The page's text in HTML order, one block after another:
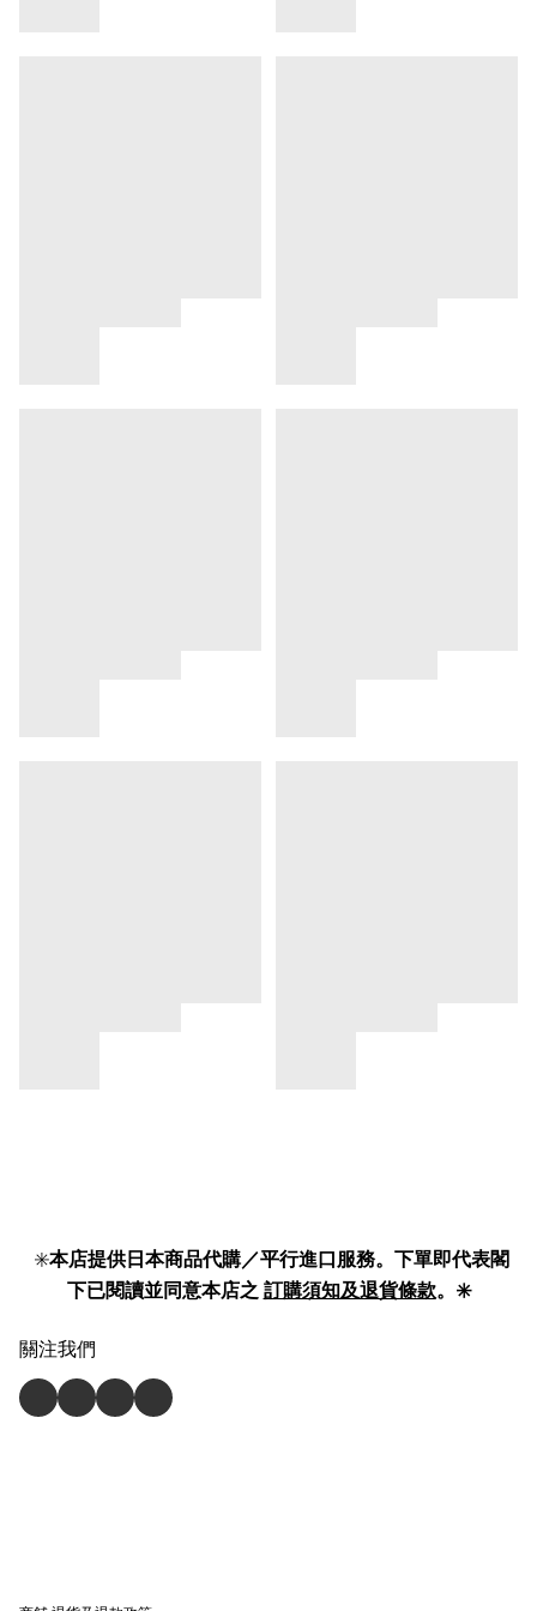
✳️本店提供日本商品代購／平行進口服務。下單即代表閣
下已閱讀並同意本店之 訂購須知及退貨條款。✳️
關注我們